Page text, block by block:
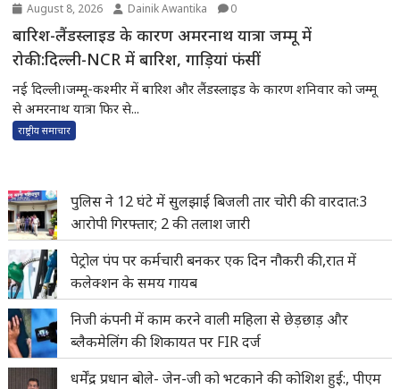
August 8, 2026 Dainik Awantika 0
बारिश-लैंडस्लाइड के कारण अमरनाथ यात्रा जम्मू में
रोकी:दिल्ली-NCR में बारिश, गाड़ियां फंसीं
नई दिल्ली।जम्मू-कश्मीर में बारिश और लैंडस्लाइड के कारण शनिवार को जम्मू
से अमरनाथ यात्रा फिर से...
राष्ट्रीय समाचार
पुलिस ने 12 घंटे में सुलझाई बिजली तार चोरी की वारदात:3
आरोपी गिरफ्तार; 2 की तलाश जारी
पेट्रोल पंप पर कर्मचारी बनकर एक दिन नौकरी की,रात में
कलेक्शन के समय गायब
निजी कंपनी में काम करने वाली महिला से छेड़छाड़ और
ब्लैकमेलिंग की शिकायत पर FIR दर्ज
धर्मेंद्र प्रधान बोले- जेन-जी को भटकाने की कोशिश हुई:, पीएम